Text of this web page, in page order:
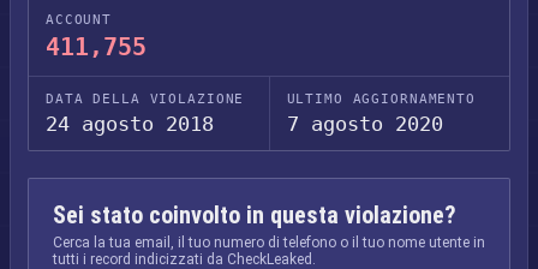
ACCOUNT
411,755
DATA DELLA VIOLAZIONE
24 agosto 2018
ULTIMO AGGIORNAMENTO
7 agosto 2020
Sei stato coinvolto in questa violazione?
Cerca la tua email, il tuo numero di telefono o il tuo nome utente in
tutti i record indicizzati da CheckLeaked.